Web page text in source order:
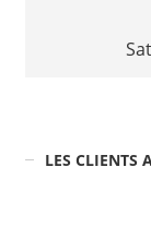
LES CLIENTS